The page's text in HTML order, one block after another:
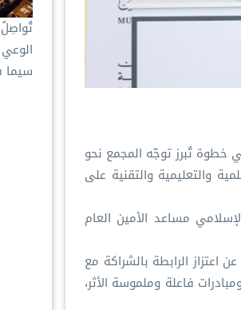
خطوة تُبرز توجّه المجمع نحو
والتعليمية والتقنية على
مساعد الأمين العام
الرابطة بالشراكة مع
فاعلة وملموسة الأثر،
سيما